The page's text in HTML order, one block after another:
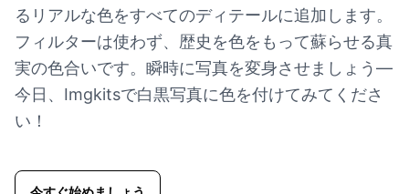
るリアルな色をすべてのディテールに追加します。
フィルターは使わず、歴史を色をもって蘇らせる真
実の色合いです。瞬時に写真を変身させましょう—
今日、Imgkitsで白黒写真に色を付けてみてくださ
い！